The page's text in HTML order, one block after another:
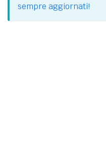
sempre aggiornati!